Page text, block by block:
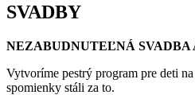
SVADBY
NEZABUDNUTEĽNÁ SVADBA
Vytvoríme pestrý program pre deti
spomienky stáli za to.